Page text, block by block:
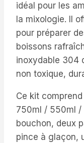
idéal pour les
la mixologie. Il
pour préparer
boissons
inoxydable 304
non toxique,
Ce kit
750ml / 550ml /
bouchon, deux
pince à glaçon,